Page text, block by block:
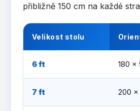
přibližně 150 cm na každé
Velikost stolu
6 ft 180 ×
7 ft 200 ×